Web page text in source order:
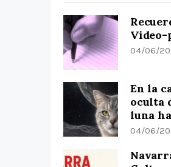
04/06/
En la
oculta
luna
04/06/